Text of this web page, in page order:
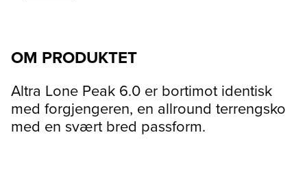
OM PRODUKTET
Altra Lone Peak 6.0 er bortimot identisk
med forgjengeren, en allround terrengsko
med en svært bred passform.